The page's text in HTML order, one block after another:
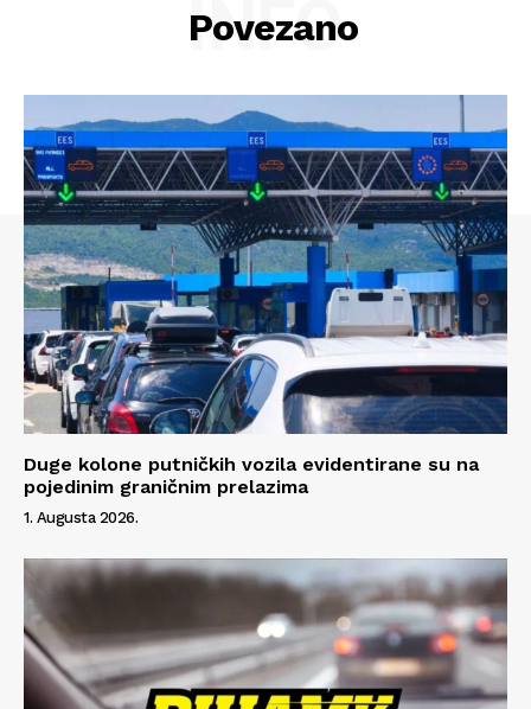
Info
O nama
Kontakt
Impressum
Povezano
INFO
Duge kolone putničkih vozila evidentirane su na
pojedinim graničnim prelazima
1. Augusta 2026.